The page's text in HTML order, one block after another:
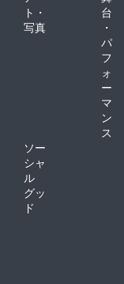
ト・
写真
台
・
パ
フ
ォ
ー
マ
ン
ス
ソー
シャ
ル
グッ
ド